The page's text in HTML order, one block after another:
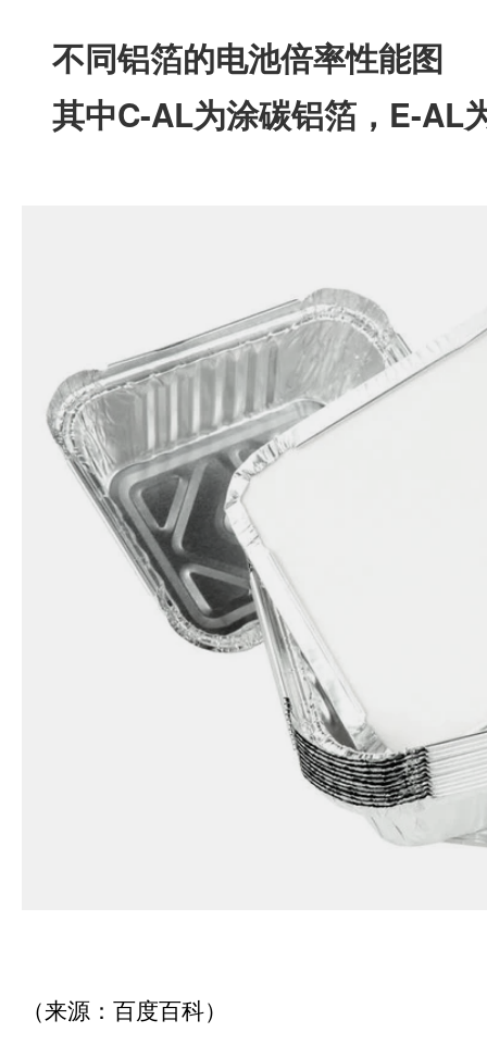
不同铝箔的电池倍率性能图
其中C-AL为涂碳铝箔，E-AL
（来源：百度百科）